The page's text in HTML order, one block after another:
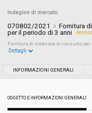
Indagine di mercato
070802/2021
Fornitura
per il periodo di 3 anni
Fornitura di materiale di consumo per
Dettagli
INFORMAZIONI GENERALI
OGGETTO E INFORMAZIONI GENERALI